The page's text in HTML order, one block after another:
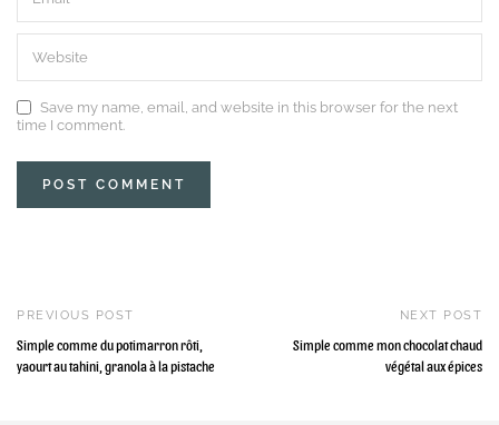
Save my name, email, and website in this browser for the next
time I comment.
PREVIOUS POST
Simple comme du potimarron rôti,
yaourt au tahini, granola à la pistache
NEXT POST
Simple comme mon chocolat chaud
végétal aux épices